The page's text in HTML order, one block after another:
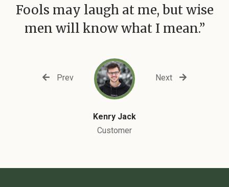
Prev
Fools may laugh at me, but wise
men will know what I mean.”
Kenry Jack
Customer
Next